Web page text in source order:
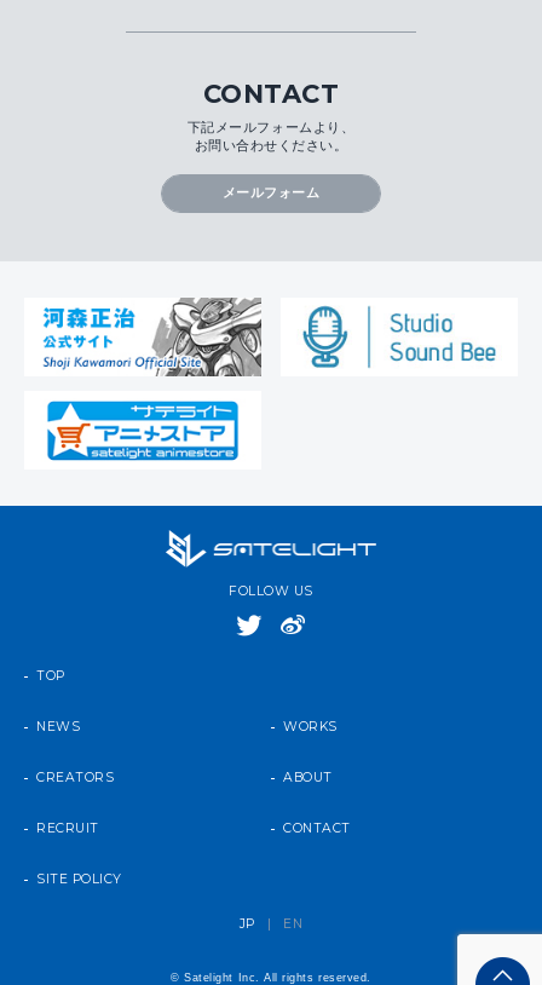
CONTACT
下記メールフォームより、
お問い合わせください。
メールフォーム
FOLLOW US
TOP
NEWS WORKS
CREATORS ABOUT
RECRUIT CONTACT
SITE POLICY
JP | EN
© Satelight Inc. All rights reserved.